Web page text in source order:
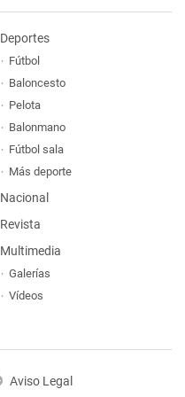
Deportes
Fútbol
Baloncesto
Pelota
Balonmano
Fútbol sala
Más deporte
Nacional
Revista
Multimedia
Galerías
Vídeos
Aviso Legal